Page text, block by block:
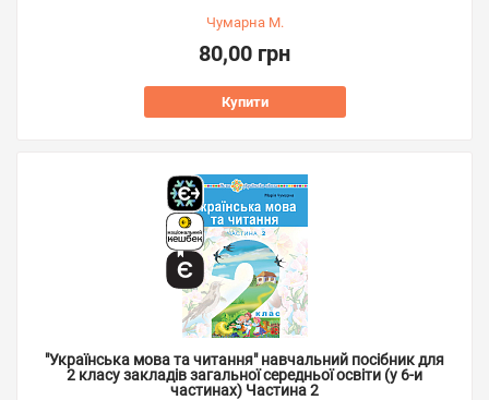
Чумарна М.
80,00 грн
Купити
"Українська мова та читання" навчальний посібник для
2 класу закладів загальної середньої освіти (у 6-и
частинах) Частина 2